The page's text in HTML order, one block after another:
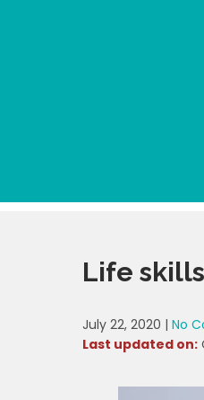
Life
July 22, 2020 | No
Last updated on: